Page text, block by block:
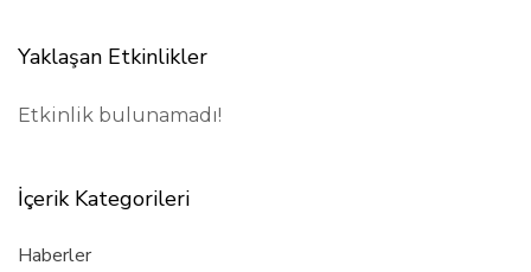
e
i
a
l
e
Yaklaşan Etkinlikler
Etkinlik bulunamadı!
İçerik Kategorileri
Haberler